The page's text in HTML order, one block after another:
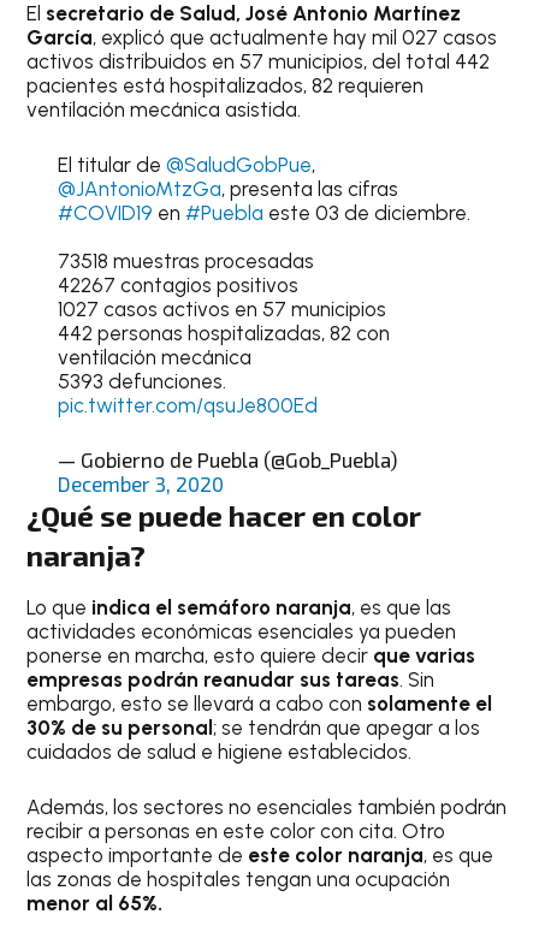
El secretario de Salud, José Antonio Martínez
García, explicó que actualmente hay mil 027 casos
activos distribuidos en 57 municipios, del total 442
pacientes está hospitalizados, 82 requieren
ventilación mecánica asistida.
El titular de @SaludGobPue,
@JAntonioMtzGa, presenta las cifras
#COVID19 en #Puebla este 03 de diciembre.
73518 muestras procesadas
42267 contagios positivos
1027 casos activos en 57 municipios
442 personas hospitalizadas, 82 con
ventilación mecánica
5393 defunciones.
pic.twitter.com/qsuJe800Ed
— Gobierno de Puebla (@Gob_Puebla)
December 3, 2020
¿Qué se puede hacer en color
naranja?
Lo que indica el semáforo naranja, es que las
actividades económicas esenciales ya pueden
ponerse en marcha, esto quiere decir que varias
empresas podrán reanudar sus tareas. Sin
embargo, esto se llevará a cabo con solamente el
30% de su personal ; se tendrán que apegar a los
cuidados de salud e higiene establecidos.
Además, los sectores no esenciales también podrán
recibir a personas en este color con cita. Otro
aspecto importante de este color naranja, es que
las zonas de hospitales tengan una ocupación
menor al 65%.